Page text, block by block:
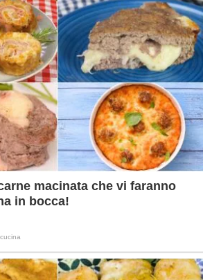
macinata che vi faranno
in bocca!